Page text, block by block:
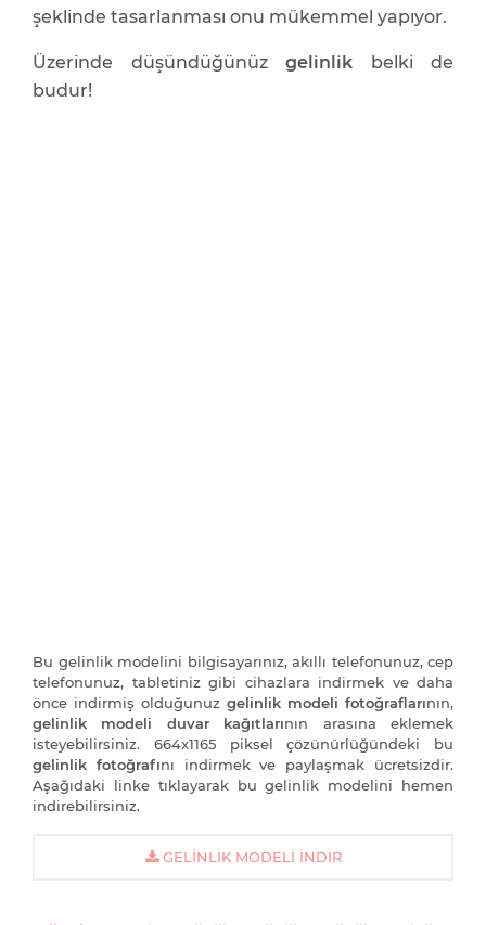
şeklinde tasarlanması onu mükemmel yapıyor.
Üzerinde düşündüğünüz gelinlik belki de
budur!
Bu gelinlik modelini bilgisayarınız, akıllı telefonunuz, cep
telefonunuz, tabletiniz gibi cihazlara indirmek ve daha
önce indirmiş olduğunuz gelinlik modeli fotoğraflarının,
gelinlik modeli duvar kağıtlarının arasına eklemek
isteyebilirsiniz. 664x1165 piksel çözünürlüğündeki bu
gelinlik fotoğrafını indirmek ve paylaşmak ücretsizdir.
Aşağıdaki linke tıklayarak bu gelinlik modelini hemen
indirebilirsiniz.
GELINLIK MODELI İNDIR